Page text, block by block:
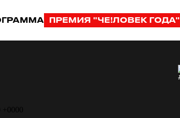
ПРЕМИЯ "ЧЕ!ЛОВЕК ГОДА"